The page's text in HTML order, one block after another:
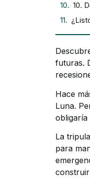
10.
futuras.
Hace
Luna.
obligaría
La
para